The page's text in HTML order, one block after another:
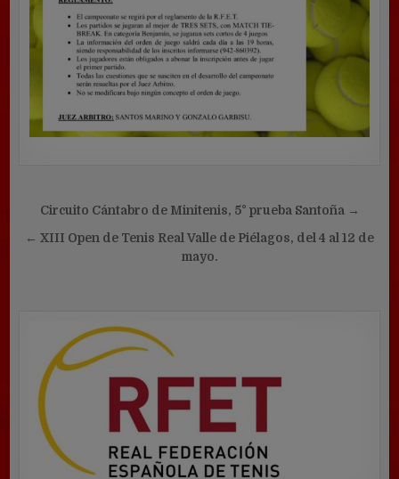
Navegación
de
Circuito Cántabro de Minitenis, 5° prueba Santoña →
← XIII Open de Tenis Real Valle de Piélagos, del 4 al 12 de
mayo.